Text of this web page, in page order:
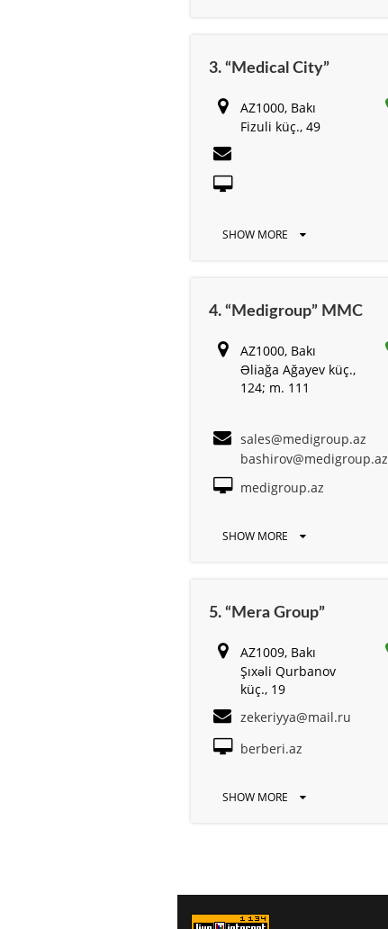
3. “Medical City”
AZ1000, Bakı
Fizuli küç., 49
SHOW MORE
4. “Medigroup” MMC
AZ1000, Bakı
Əliağa Ağayev küç.,
124; m. 111
sales@medigroup.az
bashirov@medigroup.az
medigroup.az
SHOW MORE
5. “Mera Group”
AZ1009, Bakı
Şıxəli Qurbanov
küç., 19
zekeriyya@mail.ru
berberi.az
SHOW MORE